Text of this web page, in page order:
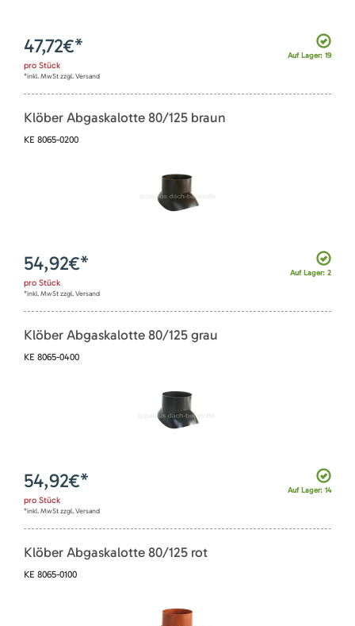
Auf Lager: 19
47,72€*
pro Stück
*inkl. MwSt zzgl. Versand
Klöber Abgaskalotte 80/125 braun
KE 8065-0200
Auf Lager: 2
54,92€*
pro Stück
*inkl. MwSt zzgl. Versand
Klöber Abgaskalotte 80/125 grau
KE 8065-0400
Auf Lager: 14
54,92€*
pro Stück
*inkl. MwSt zzgl. Versand
Klöber Abgaskalotte 80/125 rot
KE 8065-0100